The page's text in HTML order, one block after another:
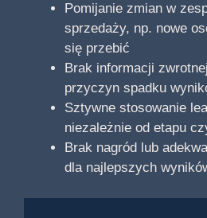
Pomijanie zmian w
sprzedaży, np. nowe
się przebić
Brak informacji
przyczyn spadku
Sztywne stosowanie
niezależnie od etapu
Brak nagród lub
dla najlepszych